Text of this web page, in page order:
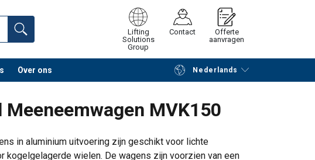
Lifting
Solutions
Group
Contact
Offerte
aanvragen
Over ons Nederlands
Verder winkelen Vraag offerte aan
MVK150
in aluminium uitvoering zijn geschikt voor lichte
kogelgelagerde wielen. De wagens zijn voorzien van een